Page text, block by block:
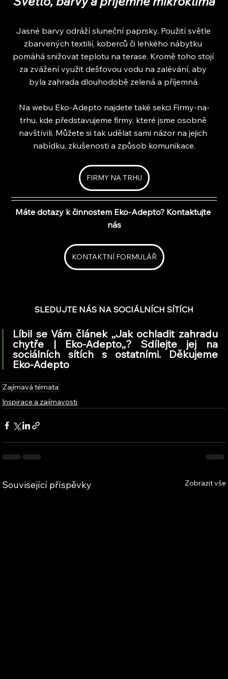
Jasné barvy odráží sluneční paprsky. Použití světle
zbarvených textilií, koberců či lehkého nábytku
pomáhá snižovat teplotu na terase. Kromě toho stojí
za zvážení využit dešťovou vodu na zalévání, aby
byla zahrada dlouhodobě zelená a příjemná.
Na webu Eko-Adepto najdete také sekci Firmy-na-
trhu, kde představujeme firmy, které jsme osobně
navštívili. Můžete si tak udělat sami názor na jejich
nabídku, zkušenosti a způsob komunikace.
FIRMY NA TRHU
Máte dotazy k činnostem Eko-Adepto? Kontaktujte
nás
KONTAKTNÍ FORMULÁŘ
SLEDUJTE NÁS NA SOCIÁLNÍCH SÍTÍCH
Líbil se Vám článek ,,Jak ochladit zahradu
chytře | Eko-Adepto,,? Sdílejte jej na
sociálních sítích s ostatními. Děkujeme
Eko-Adepto
Zajímavá témata
Inspirace a zajímavosti
Související příspěvky Zobrazit vše